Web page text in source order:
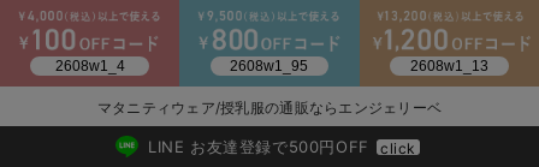
マタニティウェア/授乳服の通販ならエンジェリーベ
2026/NewArrival
送料495円(一部地域を除く) 7,700円以上で送料無料
LINE お友達登録で500円OFF click